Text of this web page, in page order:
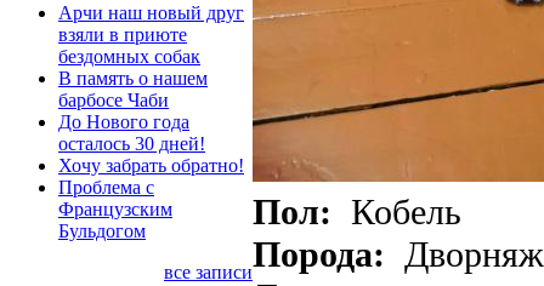
Арчи наш новый друг
взяли в приюте
бездомных собак
В память о нашем
барбосе Чаби
До Нового года
осталось 30 дней!
Хочу забрать обратно!
Проблема с
Французским
Бульдогом
все записи
Пол: Кобель
Порода: